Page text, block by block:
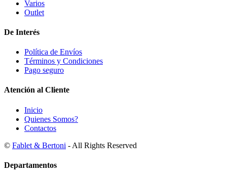
Varios
Outlet
De Interés
Política de Envíos
Términos y Condiciones
Pago seguro
Atención al Cliente
Inicio
Quienes Somos?
Contactos
© Fablet & Bertoni - All Rights Reserved
Departamentos